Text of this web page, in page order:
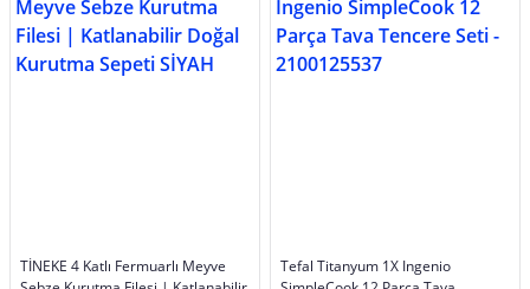
TİNEKE 4 Katlı Fermuarlı Meyve
Tefal Titanyum 1X Ingenio